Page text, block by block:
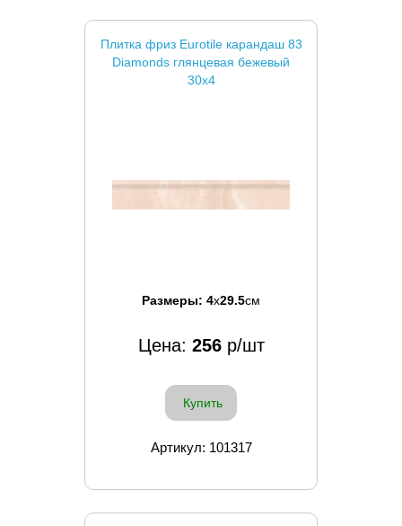
Плитка фриз Eurotile карандаш 83
Diamonds глянцевая бежевый
30x4
Размеры: 4x29.5см
Цена: 256р/шт
Купить
Артикул: 101317